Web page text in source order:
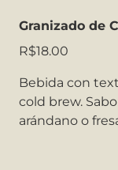
Granizado de
R$18.00
Bebida con
cold brew.
arándano o